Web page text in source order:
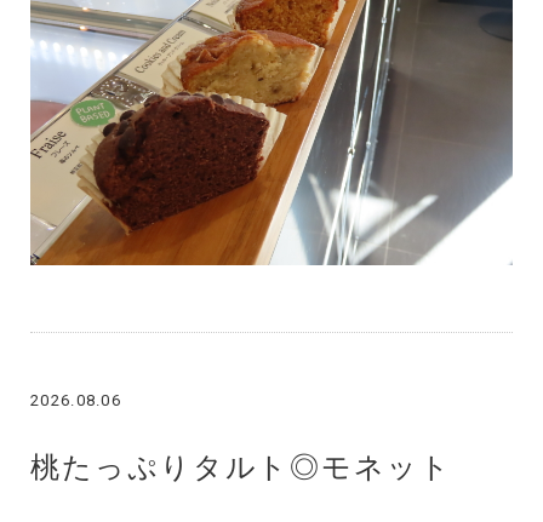
2026.08.06
桃たっぷりタルト◎モネット